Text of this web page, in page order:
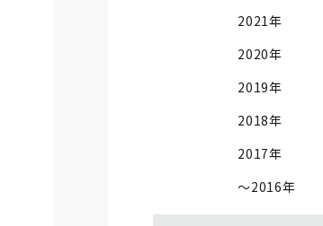
2021年
2020年
2019年
2018年
2017年
～2016年